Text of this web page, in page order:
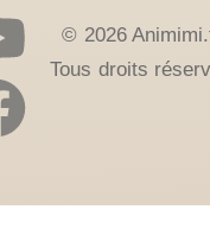
© 2026
Tous droits